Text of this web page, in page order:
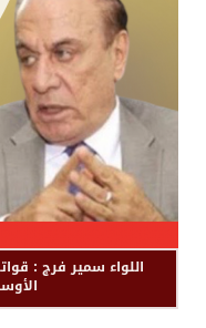
اللواء سمير فرج :